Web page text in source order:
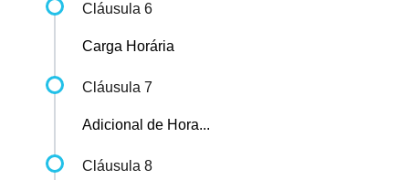
Cláusula 6
Carga Horária
Cláusula 7
Adicional de Hora...
Cláusula 8